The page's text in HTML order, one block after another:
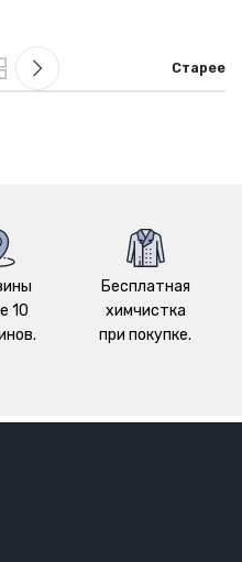
Старее
10
Бесплатная
химчистка
при покупке.